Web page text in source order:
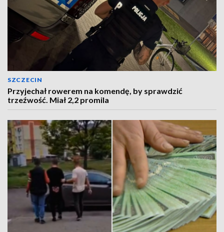
SZCZECIN
Przyjechał rowerem na komendę, by sprawdzić
trzeźwość. Miał 2,2 promila